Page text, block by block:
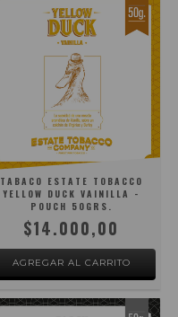
TABACO ESTATE TOBACCO
YELLOW DUCK VAINILLA -
POUCH 50GRS.
$14.000,00